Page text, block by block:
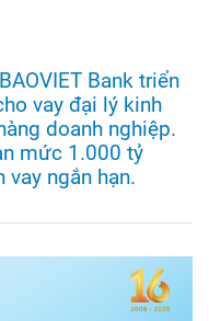
Bank triển
vay đại lý kinh
doanh nghiệp.
mức 1.000 tỷ
ngắn hạn.